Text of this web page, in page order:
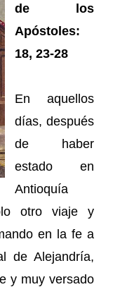
de los
Apóstoles:
18, 23-28
En aquellos
días, después
de haber
estado en
Antioquía
otro viaje y
en la fe a
de Alejandría,
y muy versado